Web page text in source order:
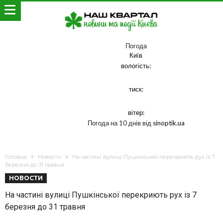
Погода
Київ
вологість:
тиск:
вітер:
Погода на 10 днів від sinoptik.ua
Головна Новости
На частині вулиці Пушкінської перекриють рух із 7
березня до 31 травня
НОВОСТИ
На частині вулиці Пушкінської перекриють рух із 7
березня до 31 травня